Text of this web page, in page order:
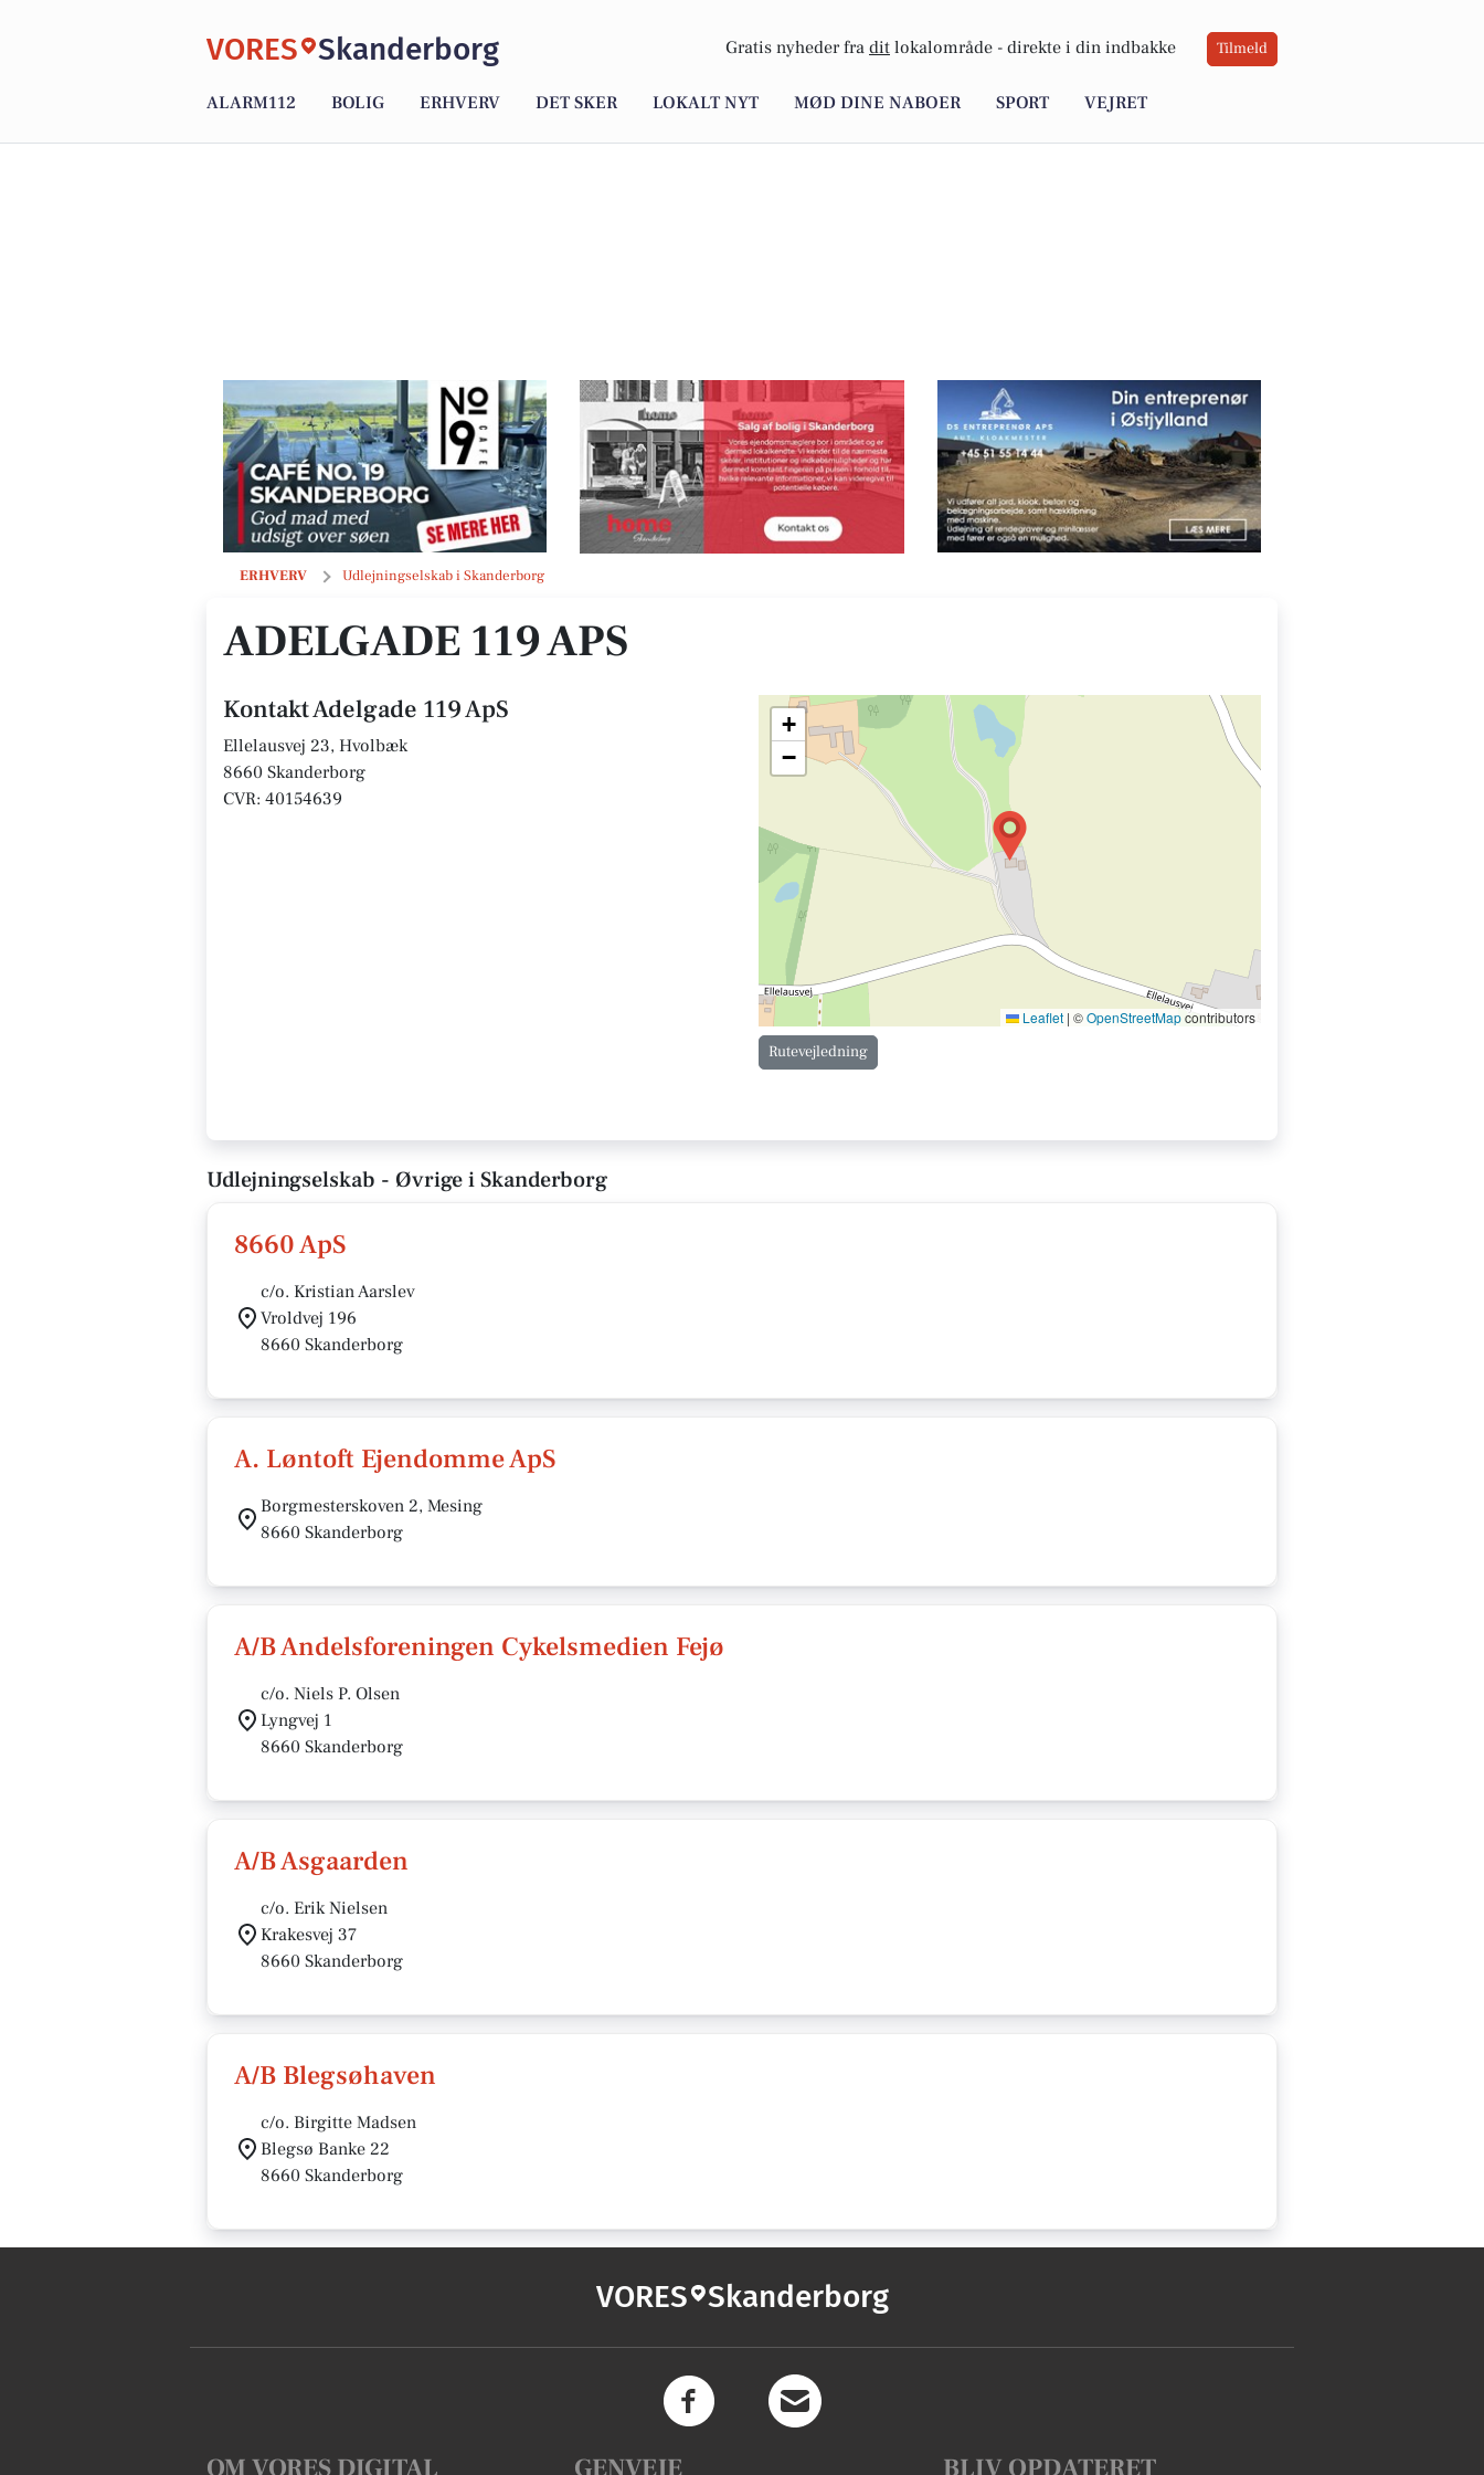
VORES Skanderborg Gratis nyheder fra dit lokalområde - direkte i din indbakke Tilmeld
ALARM112 BOLIG ERHVERV DET SKER LOKALT NYT MØD DINE NABOER SPORT VEJRET
ERHVERV Udlejningselskab i Skanderborg
Adelgade 119 ApS
ADELGADE 119 APS
Kontakt Adelgade 119 ApS
Ellelausvej 23, Hvolbæk
8660 Skanderborg
CVR: 40154639
+
−
Leaflet | ©OpenStreetMapcontributors
Rutevejledning
Udlejningselskab - Øvrige i Skanderborg
8660 ApS
c/o. Kristian Aarslev
Vroldvej 196
8660 Skanderborg
A. Løntoft Ejendomme ApS
Borgmesterskoven 2, Mesing
8660 Skanderborg
A/B Andelsforeningen Cykelsmedien Fejø
c/o. Niels P. Olsen
Lyngvej 1
8660 Skanderborg
A/B Asgaarden
c/o. Erik Nielsen
Krakesvej 37
8660 Skanderborg
A/B Blegsøhaven
c/o. Birgitte Madsen
Blegsø Banke 22
8660 Skanderborg
VORES Skanderborg
OM VORES DIGITAL GENVEJE BLIV OPDATERET